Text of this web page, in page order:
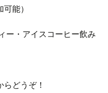
能）
ー・アイスコーヒー飲み
どうぞ！